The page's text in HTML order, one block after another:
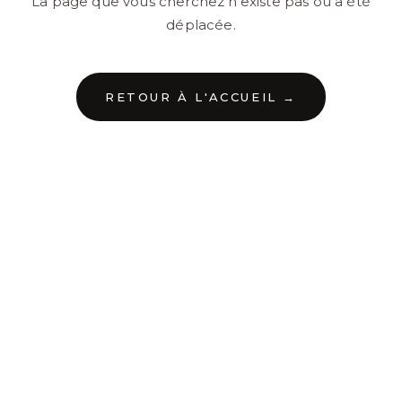
déplacée.
RETOUR À L'ACCUEIL →